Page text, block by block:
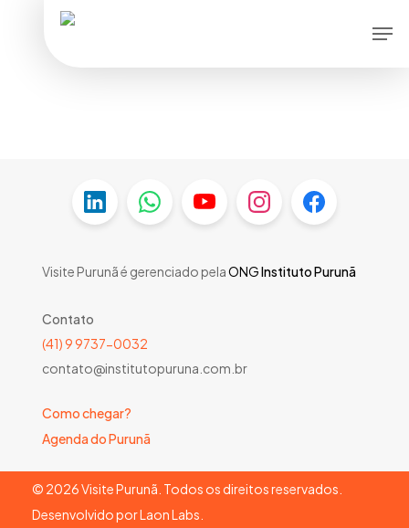
Visite Purunã é gerenciado pelaONGInstituto Purunã
Contato
(41) 9 9737-0032
contato@institutopuruna.com.br
Como chegar?
Agenda do Purunã
© 2026Visite Purunã. Todos os direitos reservados.
Desenvolvido porLaon Labs